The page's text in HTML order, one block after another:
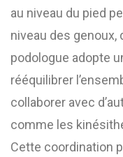
au niveau du pied
niveau des genoux,
podologue adopte
rééquilibrer
collaborer avec
comme les
Cette coordination